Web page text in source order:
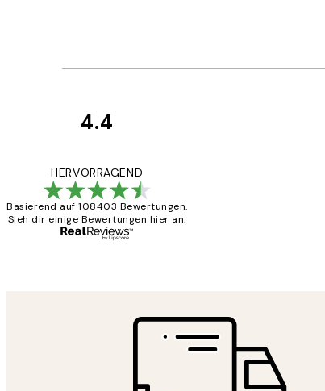
4.4
HERVORRAGEND
Basierend auf 108403 Bewertungen.
Sieh dir einige Bewertungen hier an.